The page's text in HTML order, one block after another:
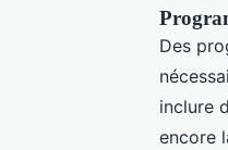
Des
inclure
encore